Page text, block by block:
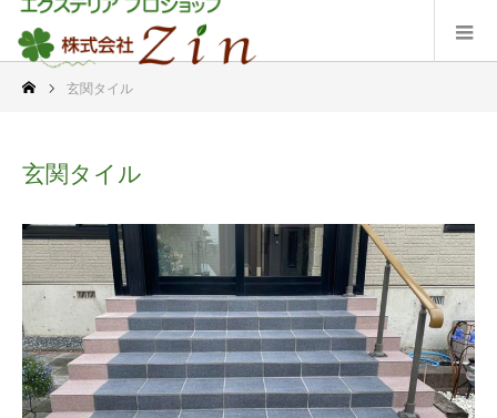
玄関タイル
玄関タイル